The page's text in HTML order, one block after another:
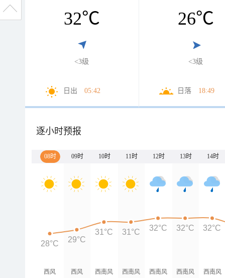
32℃
<3级
日出 05:42
26℃
<3级
日落 18:49
逐小时预报
08时 09时 10时 11时 12时 13时 14时
西风 西风 西南风 西南风 西南风 西南风 西南风
28°C 29°C
31°C 31°C 32°C 32°C 32°C